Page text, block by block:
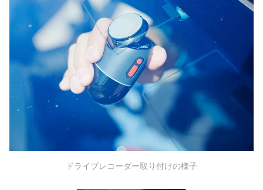
ドライブレコーダー取り付けの様子